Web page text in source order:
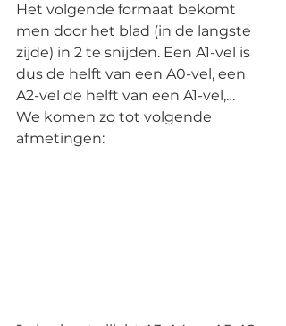
Het volgende formaat bekomt
men door het blad (in de langste
zijde) in 2 te snijden. Een A1-vel is
dus de helft van een A0-vel, een
A2-vel de helft van een A1-vel,…
We komen zo tot volgende
afmetingen: